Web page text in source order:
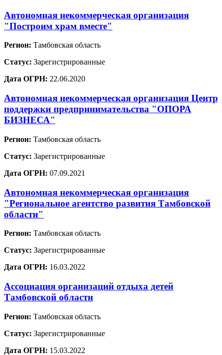
Автономная некоммерческая организация
"Построим храм вместе"
Регион: Тамбовская область
Статус: Зарегистрированные
Дата ОГРН: 22.06.2020
Автономная некоммерческая организация Центр
поддержки предпринимательства "ОПОРА
БИЗНЕСА"
Регион: Тамбовская область
Статус: Зарегистрированные
Дата ОГРН: 07.09.2021
Автономная некоммерческая организация
"Региональное агентство развития Тамбовской
области"
Регион: Тамбовская область
Статус: Зарегистрированные
Дата ОГРН: 16.03.2022
Ассоциация организаций отдыха детей
Тамбовской области
Регион: Тамбовская область
Статус: Зарегистрированные
Дата ОГРН: 15.03.2022